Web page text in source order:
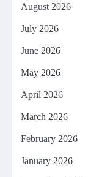
August 2026
July 2026
June 2026
May 2026
April 2026
March 2026
February 2026
January 2026